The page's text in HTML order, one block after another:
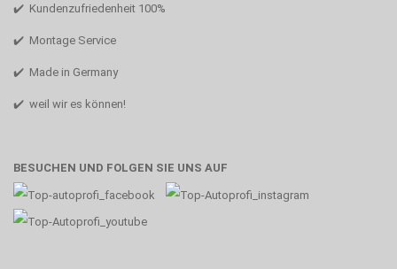
✔️ Kundenzufriedenheit 100%
✔️ Montage Service
✔️ Made in Germany
✔️ weil wir es können!
BESUCHEN UND FOLGEN SIE UNS AUF